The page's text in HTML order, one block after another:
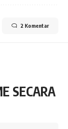
2 Komentar
SECARA